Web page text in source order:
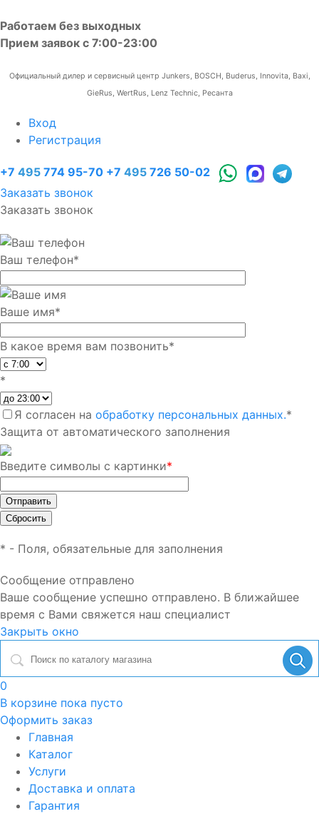
Работаем без выходных
Прием заявок с 7:00-23:00
Официальный дилер и сервисный центр Junkers, BOSCH, Buderus, Innovita, Baxi,
GieRus, WertRus, Lenz Technic, Ресанта
Вход
Регистрация
+7 495 774 95-70 +7 495 726 50-02
Заказать звонок
Заказать звонок
Ваш телефон*
Ваше имя*
В какое время вам позвонить*
*
Я согласен на обработку персональных данных.*
Защита от автоматического заполнения
Введите символы с картинки*
* - Поля, обязательные для заполнения
Сообщение отправлено
Ваше сообщение успешно отправлено. В ближайшее
время с Вами свяжется наш специалист
Закрыть окно
0
В корзине пока пусто
Оформить заказ
Главная
Каталог
Услуги
Доставка и оплата
Гарантия